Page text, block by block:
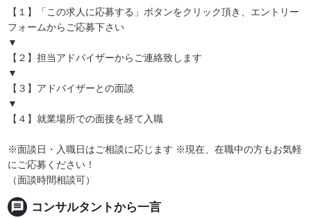
【１】「この求人に応募する」ボタンをクリック頂き、エントリー
フォームからご応募下さい
▼
【２】担当アドバイザーからご連絡致します
▼
【３】アドバイザーとの面談
▼
【４】就業場所での面接を経て入職
※面談日・入職日はご相談に応じます ※現在、在職中の方もお気軽
にご応募ください！
（面談時間相談可）
message コンサルタントから一言